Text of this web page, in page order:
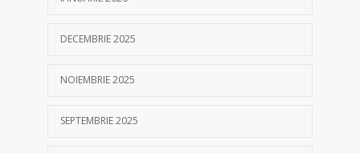
DECEMBRIE 2025
NOIEMBRIE 2025
SEPTEMBRIE 2025